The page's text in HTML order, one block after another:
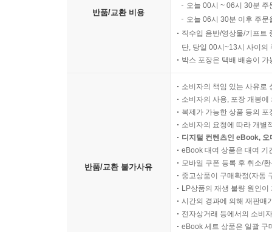
반품/교환 비용
오늘 00시 ~ 06시 30분
오늘 06시 30분 이후 주
직수입 음반/영상물/기프트
단, 당일 00시~13시 사이의
박스 포장은 택배 배송이
반품/교환 불가사유
소비자의 책임 있는 사유로
소비자의 사용, 포장 개봉
복제가 가능한 상품 등의
소비자의 요청에 따라 개별
디지털 컨텐츠인 eBook,
eBook 대여 상품은 대여 기
모바일 쿠폰 등록 후 취소/
중고상품이 구매확정(자동
LP상품의 재생 불량 원인
시간의 경과에 의해 재판매
전자상거래 등에서의 소비
eBook 세트 상품은 일괄 구